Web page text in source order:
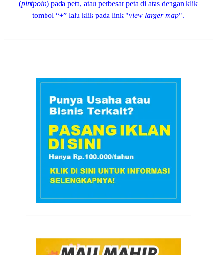
(pintpoin) pada peta, atau perbesar peta di atas dengan klik
tombol “+” lalu klik pada link "view larger map".